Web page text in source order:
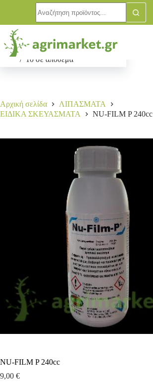
NU-FILM P 240cc
9,00€
10 σε απόθεμα
Αγορά
Αρχική σελίδα
ΛΙΠΑΣΜΑΤΑ
ΕΙΔΙΚΑ ΣΚΕΥΑΣΜΑΤΑ
NU-FILM P 240cc
NU-FILM P 240cc
9,00 €